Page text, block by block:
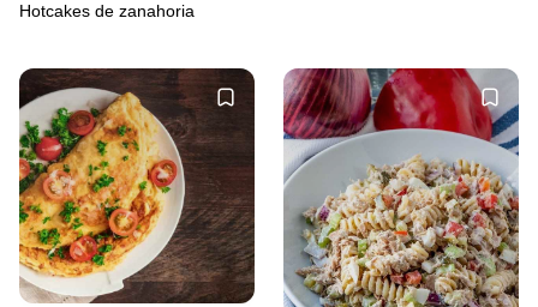
Hotcakes de zanahoria